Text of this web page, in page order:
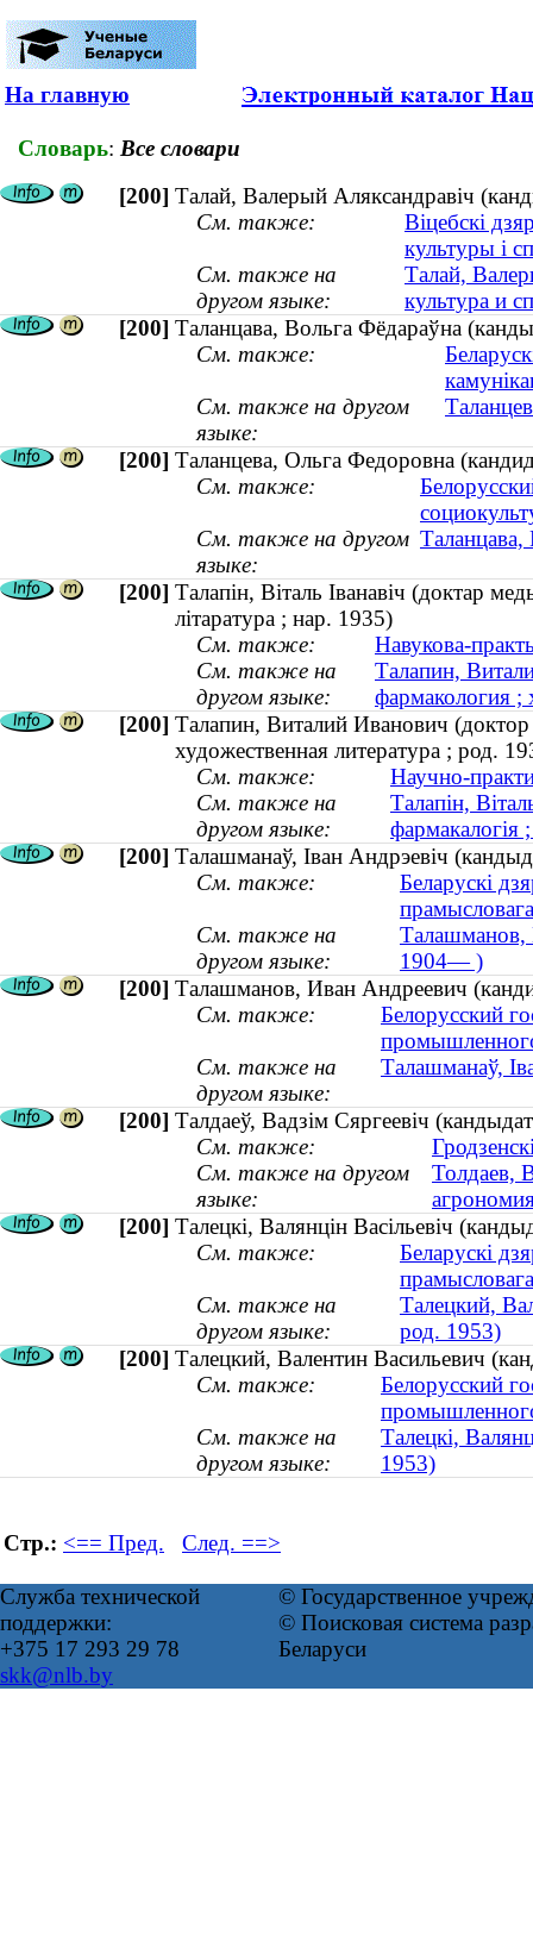
На главную
Словарь: Все словари
[200] Талай, Валерый Аляксандравіч
См. также:
Віцебскі
культуры і
См. также на
другом языке:
Талай,
культура и
[200] Таланцава, Вольга Фёдараўна
См. также:
См. также на другом
языке:
[200] Таланцева, Ольга Федоровна
См. также:
См. также на другом
языке:
Таланцава,
[200] Талапін, Віталь Іванавіч (доктар
літаратура ; нар. 1935)
См. также:
Навукова-
См. также на
другом языке:
Талапин,
фармакология ;
[200] Талапин, Виталий Иванович
художественная литература ; род.
См. также:
Научно-
См. также на
другом языке:
Талапін,
фармакалогія
[200] Талашманаў, Іван Андрэевіч
См. также:
Беларускі
См. также на
другом языке:
Талашманов,
1904— )
[200] Талашманов, Иван Андреевич
См. также:
Белорусский
См. также на
другом языке:
Талашманаў,
[200] Талдаеў, Вадзім Сяргеевіч
См. также:
См. также на другом
языке:
Толдаев,
[200] Талецкі, Валянцін Васільевіч
См. также:
Беларускі
См. также на
другом языке:
Талецкий,
род. 1953)
[200] Талецкий, Валентин Васильевич
См. также:
Белорусский
См. также на
другом языке:
Талецкі,
1953)
Стр.: <== Пред. След. ==>
Служба технической
поддержки:
+375 17 293 29 78
skk@nlb.by
© Государственное
© Поисковая система
Беларуси